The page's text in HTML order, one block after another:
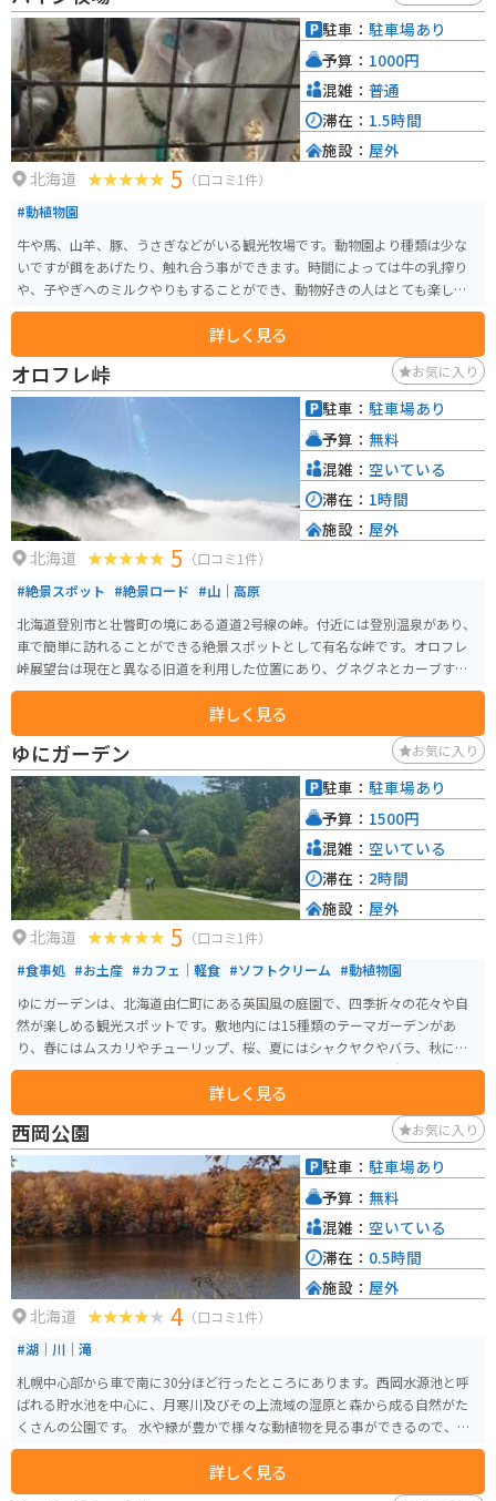
北海道 5 （口コミ1件）
#動植物園
牛や馬、山羊、豚、うさぎなどがいる観光牧場です。動物園より種類は少な
いですが餌をあげたり、触れ合う事ができます。時間によっては牛の乳搾り
や、子やぎへのミルクやりもすることができ、動物好きの人はとても楽しめ
るスポットです。
詳しく見る
駐車： 駐車場あり
予算： 1000円
混雑： 普通
滞在： 1.5時間
施設： 屋外
オロフレ峠 お気に入り
北海道 5 （口コミ1件）
#絶景スポット #絶景ロード #山｜高原
北海道登別市と壮瞥町の境にある道道2号線の峠。付近には登別温泉があり、
車で簡単に訪れることができる絶景スポットとして有名な峠です。オロフレ
峠展望台は現在と異なる旧道を利用した位置にあり、グネグネとカーブする
道路と緑豊かな峡谷が見え、秋は紅葉もとても綺麗です。また峠道というこ
とで車・バイクの運転が好きな人が多く訪れる場所でもあります。 登別駅か
らスタートすると車で25分ほど、登別温泉からは10分ほど、カルルス温泉が
峠の入口となっています。洞爺湖温泉を楽しんだ後、登別温泉へ抜ける通り
道でもあるので、気軽に絶景を楽しむことができます。ただ展望台は冬期閉
鎖、オロフレ峠の道道2号線の一部は冬期夜間通行止め(17:00~9:00)なので注
意が必要です。
詳しく見る
駐車： 駐車場あり
予算： 無料
混雑： 空いている
滞在： 1時間
施設： 屋外
ゆにガーデン お気に入り
北海道 5 （口コミ1件）
#食事処 #お土産 #カフェ｜軽食 #ソフトクリーム #動植物園
ゆにガーデンは、北海道由仁町にある英国風の庭園で、四季折々の花々や自
然が楽しめる観光スポットです。敷地内には15種類のテーマガーデンがあ
り、春にはムスカリやチューリップ、桜、夏にはシャクヤクやバラ、秋には
コキアの紅葉が見られます。特に、32,000株のコキアが一面に広がる光景は
ブッフェも楽しめるレストランがあります。また、「恋人の聖地」にも選ば
れており、デートスポットとしても人気です。アクセスも良好で、札幌から
車で約1時間の距離にあります。周辺にはユンニの湯や由仁町伏見台公園など
の観光スポットも多く、ゆにガーデンと合わせて一日中楽しむことができま
す。
詳しく見る
駐車： 駐車場あり
予算： 1500円
混雑： 空いている
滞在： 2時間
施設： 屋外
西岡公園 お気に入り
北海道 4 （口コミ1件）
#湖｜川｜滝
札幌中心部から車で南に30分ほど行ったところにあります。西岡水源池と呼
ばれる貯水池を中心に、月寒川及びその上流域の湿原と森から成る自然がた
くさんの公園です。 水や緑が豊かで様々な動植物を見る事ができるので、散
策やバードウォッチングにもおすすめです。夜間はかなり暗いので、懐中電
灯など装備をお持ちになる事をお勧めします。
詳しく見る
駐車： 駐車場あり
予算： 無料
混雑： 空いている
滞在： 0.5時間
施設： 屋外